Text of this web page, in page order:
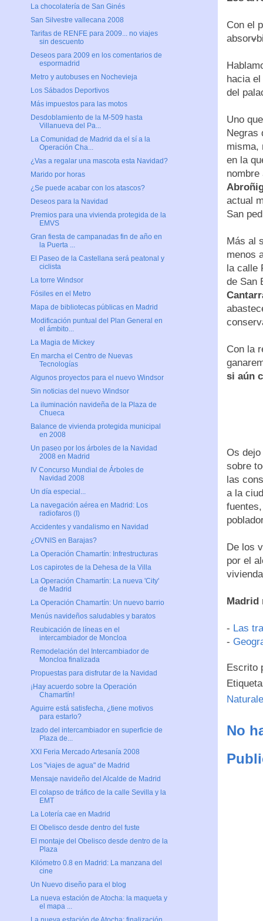
Con el
absorv
hacia
del
Uno
Negras
misma,
en la
actual
San
Más al
menos
la calle
de San
Con la
si aún
Os
sobre
las
a la
De los
por el
Madrid
- Las
-
Escrito
No
La chocolatería de San Ginés
San Silvestre vallecana 2008
Tarifas de RENFE para 2009... no viajes
sin descuento
Deseos para 2009 en los comentarios de
espormadrid
Metro y autobuses en Nochevieja
Los Sábados Deportivos
Más impuestos para las motos
Desdoblamiento de la M-509 hasta
Villanueva del Pa...
La Comunidad de Madrid da el sí a la
Operación Cha...
¿Vas a regalar una mascota esta Navidad?
Marido por horas
¿Se puede acabar con los atascos?
Deseos para la Navidad
Premios para una vivienda protegida de la
EMVS
Gran fiesta de campanadas fin de año en
la Puerta ...
El Paseo de la Castellana será peatonal y
ciclista
La torre Windsor
Fósiles en el Metro
Mapa de bibliotecas públicas en Madrid
Modificación puntual del Plan General en
el ámbito...
La Magia de Mickey
En marcha el Centro de Nuevas
Tecnologías
Algunos proyectos para el nuevo Windsor
Sin noticias del nuevo Windsor
La iluminación navideña de la Plaza de
Chueca
Balance de vivienda protegida municipal
en 2008
Un paseo por los árboles de la Navidad
2008 en Madrid
IV Concurso Mundial de Árboles de
Navidad 2008
Un día especial...
La navegación aérea en Madrid: Los
radiofaros (I)
Accidentes y vandalismo en Navidad
¿OVNIS en Barajas?
La Operación Chamartín: Infrestructuras
Los capirotes de la Dehesa de la Villa
La Operación Chamartín: La nueva 'City'
de Madrid
La Operación Chamartín: Un nuevo barrio
Menús navideños saludables y baratos
Reubicación de líneas en el
intercambiador de Moncloa
Remodelación del Intercambiador de
Moncloa finalizada
Propuestas para disfrutar de la Navidad
¡Hay acuerdo sobre la Operación
Chamartín!
Aguirre está satisfecha, ¿tiene motivos
para estarlo?
Izado del intercambiador en superficie de
Plaza de...
XXI Feria Mercado Artesanía 2008
Los "viajes de agua" de Madrid
Mensaje navideño del Alcalde de Madrid
El colapso de tráfico de la calle Sevilla y la
EMT
La Lotería cae en Madrid
El Obelisco desde dentro del fuste
El montaje del Obelisco desde dentro de la
Plaza
Kilómetro 0.8 en Madrid: La manzana del
cine
Un Nuevo diseño para el blog
La nueva estación de Atocha: la maqueta y
el mapa ...